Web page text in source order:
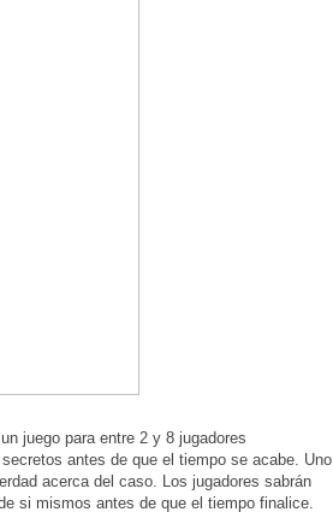
juego para entre 2 y 8 jugadores
antes de que el tiempo se acabe. Uno
acerca del caso. Los jugadores sabrán
si mismos antes de que el tiempo finalice.